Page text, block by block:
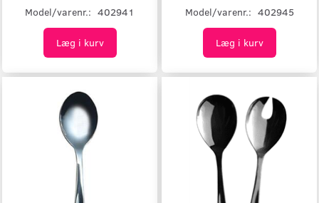
Model/varenr.: 402941
Læg i kurv
Model/varenr.: 402945
Læg i kurv